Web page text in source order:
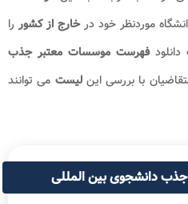
موردنظر خود درخارج از کشوررا
دانلودفهرست موسسات معتبر جذب
با بررسی اینلیست می توانند
دانشجوی بین المللی